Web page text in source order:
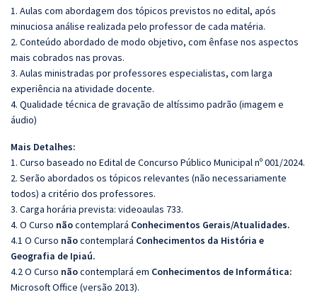
1. Aulas com abordagem dos tópicos previstos no edital, após
minuciosa análise realizada pelo professor de cada matéria.
2. Conteúdo abordado de modo objetivo, com ênfase nos aspectos
mais cobrados nas provas.
3. Aulas ministradas por professores especialistas, com larga
experiência na atividade docente.
4. Qualidade técnica de gravação de altíssimo padrão (imagem e
áudio)
Mais Detalhes:
1. Curso baseado no Edital de Concurso Público Municipal nº 001/2024.
2. Serão abordados os tópicos relevantes (não necessariamente
todos) a critério dos professores.
3. Carga horária prevista: videoaulas 733.
4. O Curso nãocontemplará Conhecimentos Gerais/Atualidades.
4.1 O Curso nãocontemplará Conhecimentos da História e
Geografia de Ipiaú.
4.2 O Curso nãocontemplará em Conhecimentos de Informática:
Microsoft Office (versão 2013).